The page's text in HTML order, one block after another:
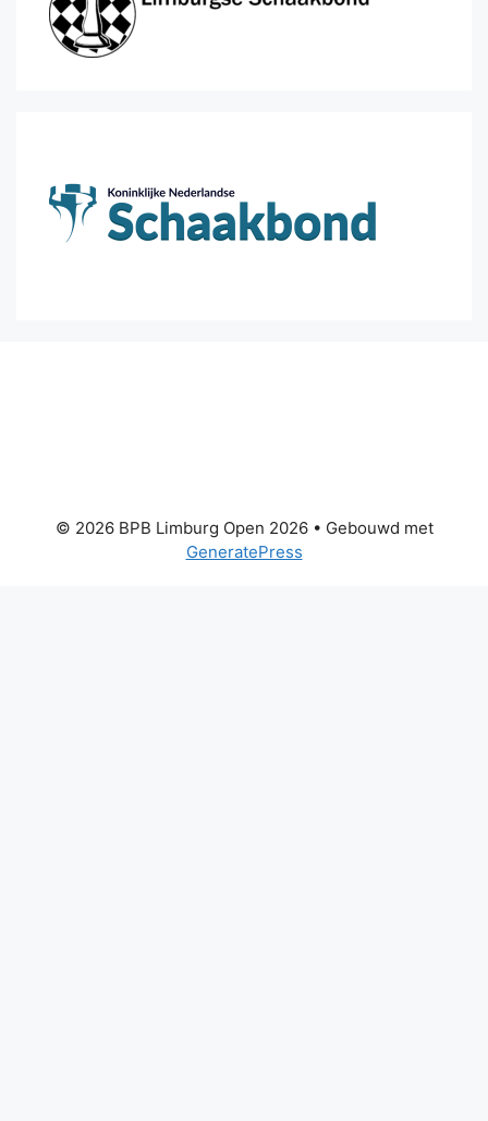
© 2026 BPB Limburg Open 2026• Gebouwd met
GeneratePress